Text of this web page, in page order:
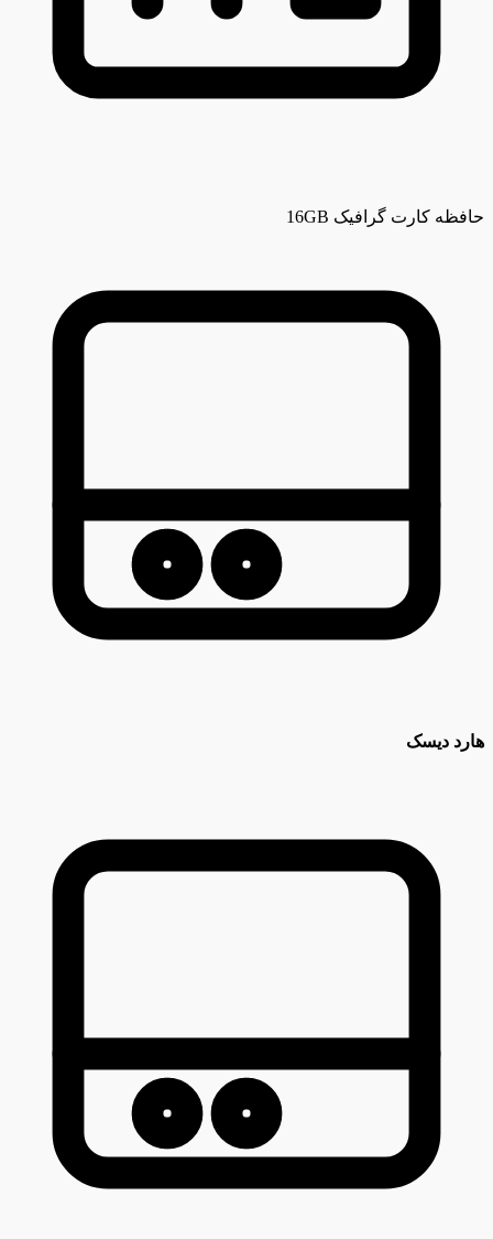
حافظه کارت گرافیک 16GB
هارد دیسک